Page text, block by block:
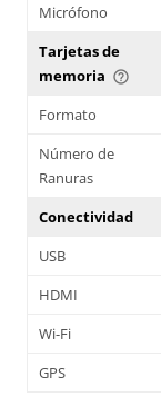
Micrófono
Tarjetas de
memoria help_outline
Formato
Número de
Ranuras
Conectividad
USB
HDMI
Wi-Fi
GPS